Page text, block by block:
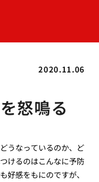
2020.11.06
怒鳴る
うなっているのか、ど
けるのはこんなに予防
好感をもにのですが、